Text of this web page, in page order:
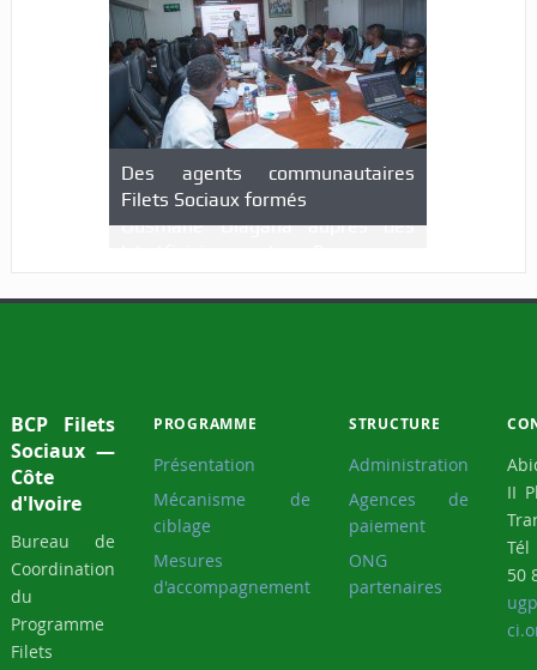
Des agents communautaires
Filets Sociaux formés
BCP Filets
Sociaux —
Côte
d'Ivoire
Bureau de
Coordination
du
Programme
PROGRAMME
Présentation
Mécanisme de
ciblage
Mesures
STRUCTURE
Administration
Agences de
paiement
ONG
II
50